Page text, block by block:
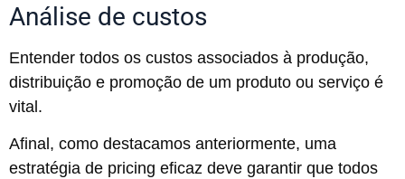
Análise de custos
Entender todos os custos associados à produção,
distribuição e promoção de um produto ou serviço é
vital.
Afinal, como destacamos anteriormente, uma
estratégia de pricing eficaz deve garantir que todos